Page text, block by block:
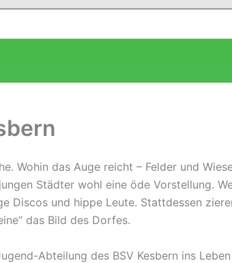
Wohin das Auge reicht – Felder und
Städter wohl eine öde Vorstellung.
Discos und hippe Leute. Stattdessen
das Bild des Dorfes.
Abteilung des BSV Kesbern ins Leben